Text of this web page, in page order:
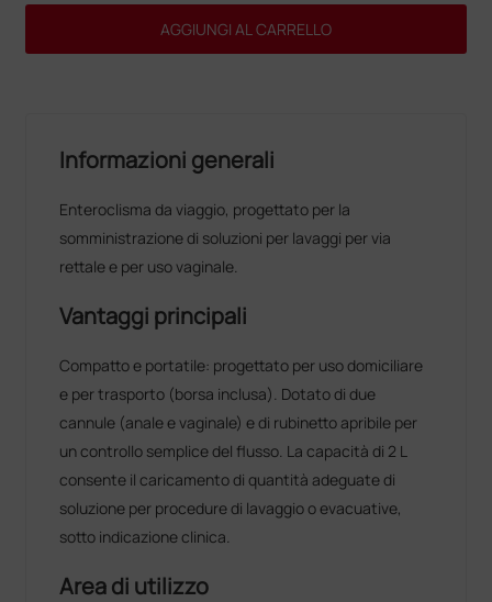
AGGIUNGI AL CARRELLO
Informazioni generali
Enteroclisma da viaggio, progettato per la
somministrazione di soluzioni per lavaggi per via
rettale e per uso vaginale.
Vantaggi principali
Compatto e portatile: progettato per uso domiciliare
e per trasporto (borsa inclusa). Dotato di due
cannule (anale e vaginale) e di rubinetto apribile per
un controllo semplice del flusso. La capacità di 2 L
consente il caricamento di quantità adeguate di
soluzione per procedure di lavaggio o evacuative,
sotto indicazione clinica.
Area di utilizzo